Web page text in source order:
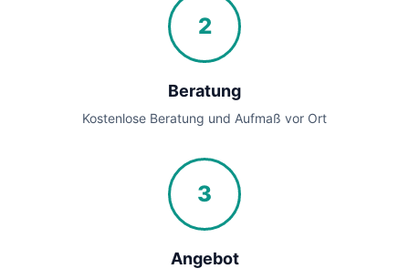
2
Beratung
Kostenlose Beratung und Aufmaß vor Ort
3
Angebot